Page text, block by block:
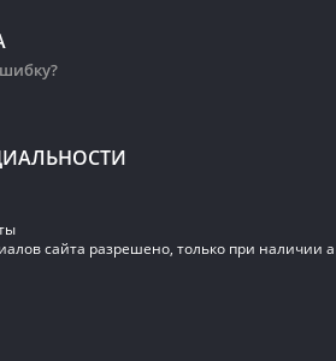
сайта разрешено, только при наличии